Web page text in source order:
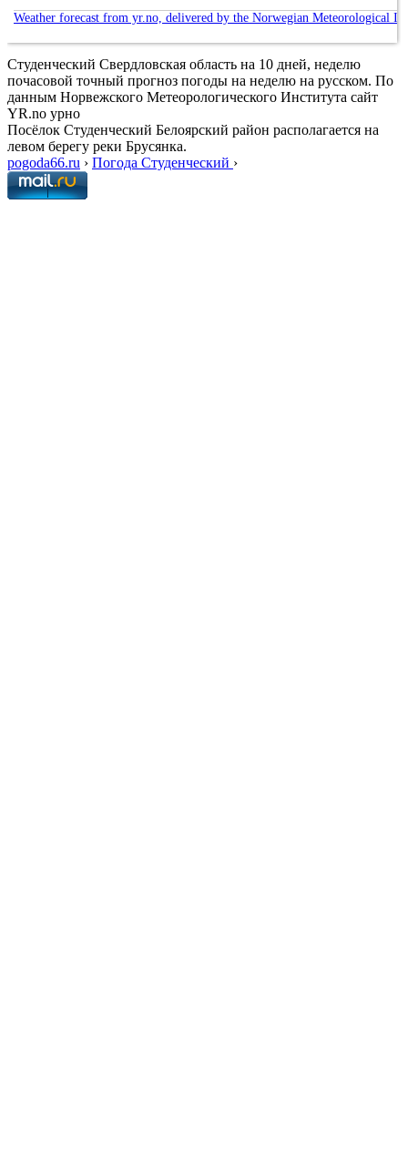
Weather forecast from yr.no, delivered by the Norwegian Meteorological
Студенческий Свердловская область на 10 дней, неделю
почасовой точный прогноз погоды на неделю на русском. По
данным Норвежского Метеорологического Института сайт
YR.no урно
Посёлок Студенческий Белоярский район располагается на
левом берегу реки Брусянка.
pogoda66.ru › Погода Студенческий ›